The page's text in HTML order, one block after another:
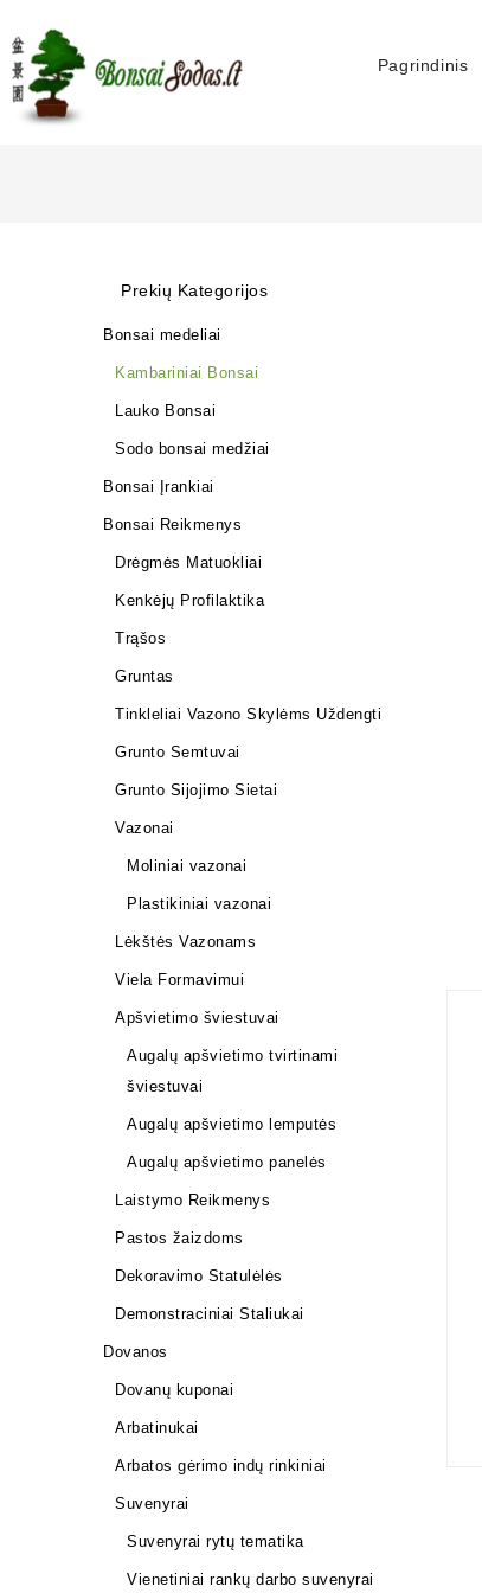
Pagrindinis
Prekių Kategorijos
Bonsai medeliai
Kambariniai Bonsai
Lauko Bonsai
Sodo bonsai medžiai
Bonsai Įrankiai
Bonsai Reikmenys
Drėgmės Matuokliai
Kenkėjų Profilaktika
Trąšos
Gruntas
Tinkleliai Vazono Skylėms Uždengti
Grunto Semtuvai
Grunto Sijojimo Sietai
Vazonai
Moliniai vazonai
Plastikiniai vazonai
Lėkštės Vazonams
Viela Formavimui
Apšvietimo šviestuvai
Augalų apšvietimo tvirtinami
šviestuvai
Augalų apšvietimo lemputės
Augalų apšvietimo panelės
Laistymo Reikmenys
Pastos žaizdoms
Dekoravimo Statulėlės
Demonstraciniai Staliukai
Dovanos
Dovanų kuponai
Arbatinukai
Arbatos gėrimo indų rinkiniai
Suvenyrai
Suvenyrai rytų tematika
Vienetiniai rankų darbo suvenyrai